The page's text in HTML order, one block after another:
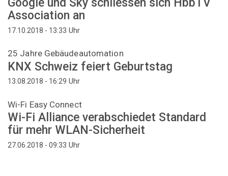
Google und Sky schliessen sich HbbTV
Association an
17.10.2018 - 13:33 Uhr
25 Jahre Gebäudeautomation
KNX Schweiz feiert Geburtstag
13.08.2018 - 16:29 Uhr
Wi-Fi Easy Connect
Wi-Fi Alliance verabschiedet Standard
für mehr WLAN-Sicherheit
27.06.2018 - 09:33 Uhr